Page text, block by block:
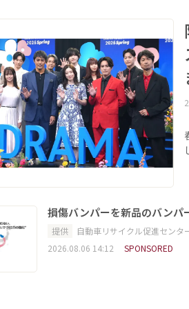
損傷バンパーを新品のバン
提供
自動車リサイクル促進センタ
2026.08.06 14:12
SPONSORED